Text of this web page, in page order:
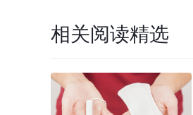
相关阅读精选